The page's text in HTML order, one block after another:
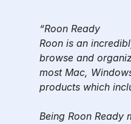
Roon Ready
Roon is an
browse and
most Mac,
products which
Being Roon Ready